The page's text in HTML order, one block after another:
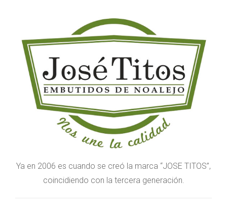
Ya en 2006 es cuando se creó la marca “JOSE TITOS”,
coincidiendo con la tercera generación.